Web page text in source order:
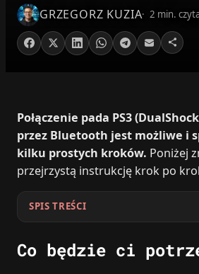
GRZEGORZ KUZIA 2 min.
Połączenie pada PS3
przez Bluetooth jest możliwe i
kilku prostych kroków. Poniżej
przejrzystą instrukcję krok po
SPIS TREŚCI
Co będzie ci